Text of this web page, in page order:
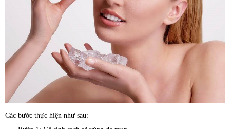
Các bước thực hiện như sau: